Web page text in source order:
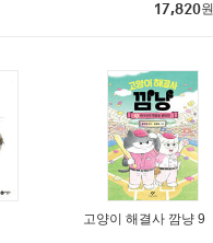
17,820원
고양이 해결사 깜냥 9